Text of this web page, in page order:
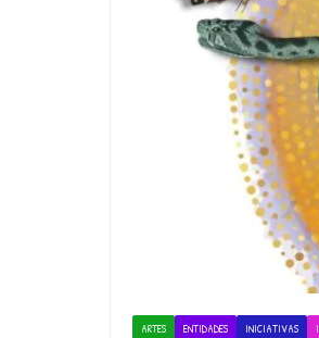
ARTES ENTIDADES INICIATIVAS